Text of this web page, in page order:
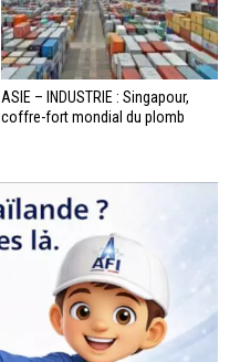
ASIE – INDUSTRIE : Singapour,
coffre-fort mondial du plomb